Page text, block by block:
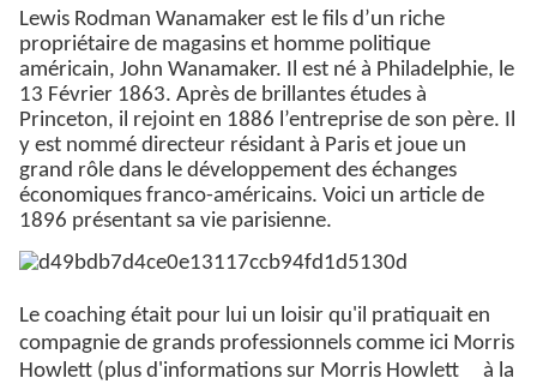
Lewis Rodman Wanamaker est le fils d’un riche
propriétaire de magasins et homme politique
américain, John Wanamaker. Il est né à Philadelphie, le
13 Février 1863. Après de brillantes études à
Princeton, il rejoint en 1886 l’entreprise de son père. Il
y est nommé directeur résidant à Paris et joue un
grand rôle dans le développement des échanges
économiques franco-américains. Voici un article de
1896 présentant sa vie parisienne.
Le coaching était pour lui un loisir qu'il pratiquait en
compagnie de grands professionnels comme ici Morris
Howlett (plus d'informations sur Morris Howlett à la